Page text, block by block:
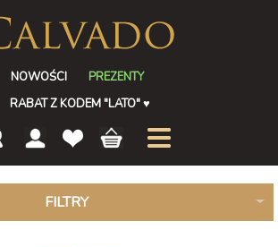
NOWOŚCI
PREZENTY
RABAT Z KODEM "LATO"♥
FILTRY